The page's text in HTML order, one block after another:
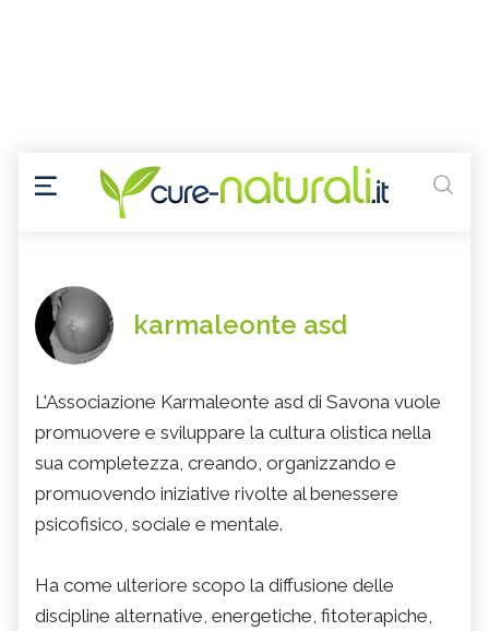
karmaleonte asd
L'Associazione Karmaleonte asd di Savona vuole
promuovere e sviluppare la cultura olistica nella
sua completezza, creando, organizzando e
promuovendo iniziative rivolte al benessere
psicofisico, sociale e mentale.
Ha come ulteriore scopo la diffusione delle
discipline alternative, energetiche, fitoterapiche,